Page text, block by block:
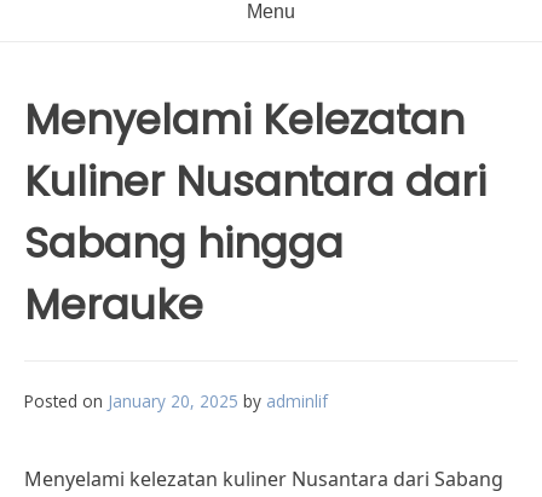
Menu
Menyelami Kelezatan
Kuliner Nusantara dari
Sabang hingga
Merauke
Posted on January 20, 2025 by adminlif
Menyelami kelezatan kuliner Nusantara dari Sabang